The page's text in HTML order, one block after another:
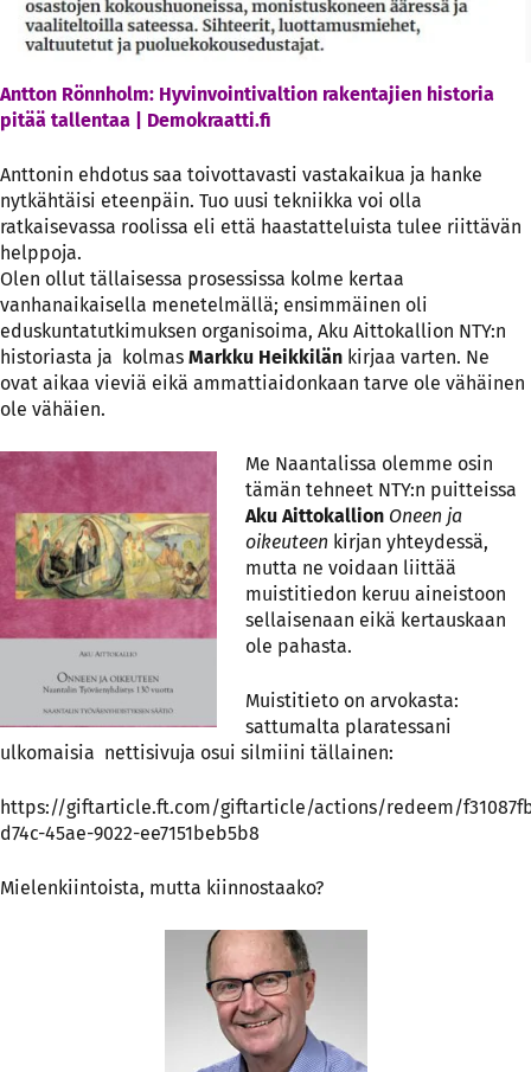
Antton Rönnholm: Hyvinvointivaltion rakentajien historia
pitää tallentaa | Demokraatti.fi
Anttonin ehdotus saa toivottavasti vastakaikua ja hanke
nytkähtäisi eteenpäin. Tuo uusi tekniikka voi olla
ratkaisevassa roolissa eli että haastatteluista tulee riittävän
helppoja.
Olen ollut tällaisessa prosessissa kolme kertaa
vanhanaikaisella menetelmällä; ensimmäinen oli
eduskuntatutkimuksen organisoima, Aku Aittokallion NTY:n
historiasta ja kolmas Markku Heikkilän kirjaa varten. Ne
ovat aikaa vieviä eikä ammattiaidonkaan tarve ole vähäinen
ole vähäien.
Me Naantalissa olemme osin
tämän tehneet NTY:n puitteissa
Aku Aittokallion Oneen ja
oikeuteen kirjan yhteydessä,
mutta ne voidaan liittää
muistitiedon keruu aineistoon
sellaisenaan eikä kertauskaan
ole pahasta.
Muistitieto on arvokasta:
sattumalta plaratessani
ulkomaisia nettisivuja osui silmiini tällainen:
https://giftarticle.ft.com/giftarticle/actions/redeem/
d74c-45ae-9022-ee7151beb5b8
Mielenkiintoista, mutta kiinnostaako?